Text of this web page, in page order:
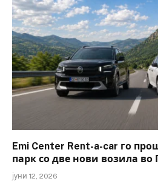
Emi Center Rent-a-car го
парк со две нови возила во
јуни 12, 2026